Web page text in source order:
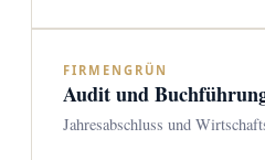
FIRMENGRÜN
Audit und
Jahresabschluss und